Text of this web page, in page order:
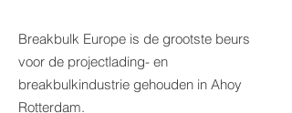
Breakbulk Europe is de grootste beurs
voor de projectlading- en
breakbulkindustrie gehouden in Ahoy
Rotterdam.